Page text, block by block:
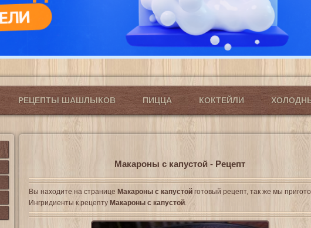
РЕЦЕПТЫ ШАШЛЫКОВ ПИЦЦА КОКТЕЙЛИ
Макароны с капустой - Рецепт
Вы находите на странице Макароны с капустой готовый рецепт, так же мы
Ингридиенты к рецепту Макароны с капустой